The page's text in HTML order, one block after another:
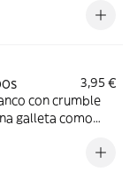
3,95 €
con crumble
galleta como